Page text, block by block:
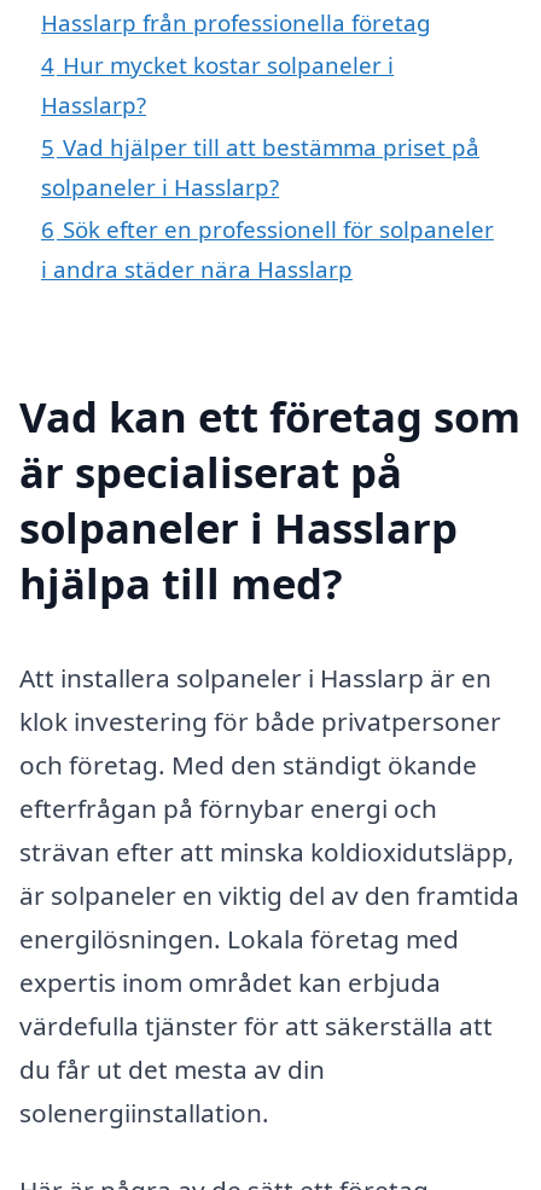
Hasslarp från professionella företag
4 Hur mycket kostar solpaneler i
Hasslarp?
5 Vad hjälper till att bestämma priset på
solpaneler i Hasslarp?
6 Sök efter en professionell för solpaneler
i andra städer nära Hasslarp
Vad kan ett företag som
är specialiserat på
solpaneler i Hasslarp
hjälpa till med?
Att installera solpaneler i Hasslarp är en
klok investering för både privatpersoner
och företag. Med den ständigt ökande
efterfrågan på förnybar energi och
strävan efter att minska koldioxidutsläpp,
är solpaneler en viktig del av den framtida
energilösningen. Lokala företag med
expertis inom området kan erbjuda
värdefulla tjänster för att säkerställa att
du får ut det mesta av din
solenergiinstallation.